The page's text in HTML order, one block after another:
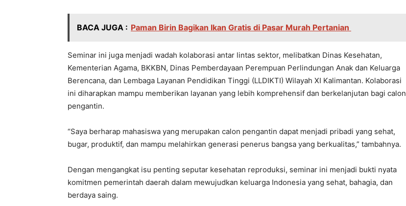
BACA JUGA : Paman Birin Bagikan Ikan Gratis di Pasar Murah Pertanian
Seminar ini juga menjadi wadah kolaborasi antar lintas sektor, melibatkan Dinas Kesehatan,
Kementerian Agama, BKKBN, Dinas Pemberdayaan Perempuan Perlindungan Anak dan Keluarga
Berencana, dan Lembaga Layanan Pendidikan Tinggi (LLDIKTI) Wilayah XI Kalimantan. Kolaborasi
ini diharapkan mampu memberikan layanan yang lebih komprehensif dan berkelanjutan bagi calon
pengantin.
“Saya berharap mahasiswa yang merupakan calon pengantin dapat menjadi pribadi yang sehat,
bugar, produktif, dan mampu melahirkan generasi penerus bangsa yang berkualitas,” tambahnya.
Dengan mengangkat isu penting seputar kesehatan reproduksi, seminar ini menjadi bukti nyata
komitmen pemerintah daerah dalam mewujudkan keluarga Indonesia yang sehat, bahagia, dan
berdaya saing.